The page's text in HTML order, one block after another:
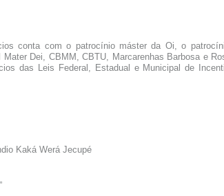
conta com o patrocínio máster da Oi, o
Dei, CBMM, CBTU, Marcarenhas Barbosa e
das Leis Federal, Estadual e Municipal de
Kaká Werá Jecupé